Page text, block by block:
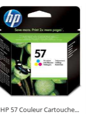
HP 57 Couleur Cartouche...